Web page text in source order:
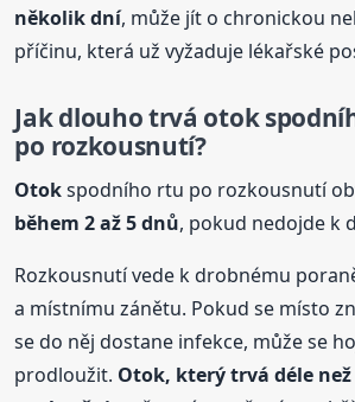
několik dní, může jít o chronickou
příčinu, která už vyžaduje lékařské
Jak dlouho trvá otok
po rozkousnutí?
Otokspodního rtu po rozkousnutí
během 2 až 5 dnů, pokud nedojde k
Rozkousnutí vede k drobnému
a místnímu zánětu. Pokud se místo
se do něj dostane infekce, může se
prodloužit. Otok, který trvá déle